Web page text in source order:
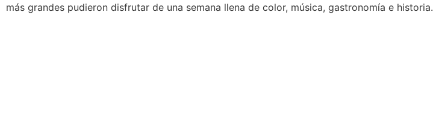
más grandes pudieron disfrutar de una semana llena de color, música, gastronomía e historia.